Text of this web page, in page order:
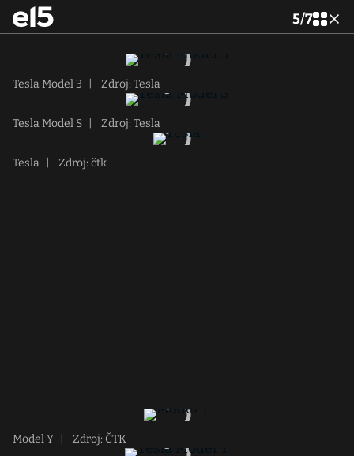
5/7
Tesla Model 3 Zdroj: Tesla
Tesla Model S Zdroj: Tesla
Tesla Zdroj: čtk
Model Y Zdroj: ČTK